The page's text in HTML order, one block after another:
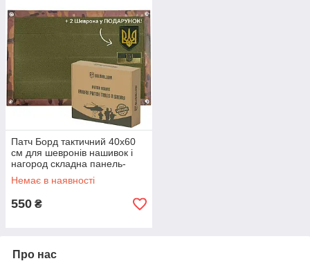
Патч Борд тактичний 40х60
см для шевронів нашивок і
нагород складна панель-
стенд з липучкою для
колекціонерів і військових
Немає в наявності
550 ₴
Про нас